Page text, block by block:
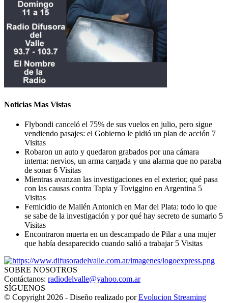
Noticias Mas Vistas
Flybondi canceló el 75% de sus vuelos en julio, pero sigue
vendiendo pasajes: el Gobierno le pidió un plan de acción 7
Visitas
Robaron un auto y quedaron grabados por una cámara
interna: nervios, un arma cargada y una alarma que no paraba
de sonar6 Visitas
Mientras avanzan las investigaciones en el exterior, qué pasa
con las causas contra Tapia y Toviggino en Argentina 5
Visitas
Femicidio de Mailén Antonich en Mar del Plata: todo lo que
se sabe de la investigación y por qué hay secreto de sumario 5
Visitas
Encontraron muerta en un descampado de Pilar a una mujer
que había desaparecido cuando salió a trabajar 5 Visitas
SOBRE NOSOTROS
Contáctanos: radiodelvalle@yahoo.com.ar
SÍGUENOS
© Copyright 2026 - Diseño realizado porEvolucion Streaming